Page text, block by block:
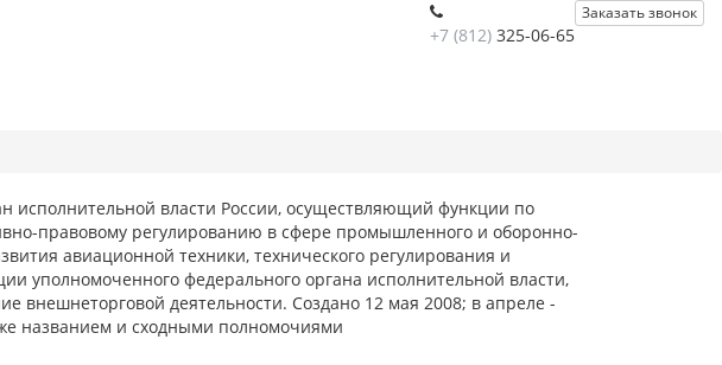
Заказать звонок
+7 (812) 325-06-65
исполнительной власти России, осуществляющий функции по
правовому регулированию в сфере промышленного и оборонно-
авиационной техники, технического регулирования и
уполномоченного федерального органа исполнительной власти,
внешнеторговой деятельности. Создано 12 мая 2008; в апреле -
названием и сходными полномочиями